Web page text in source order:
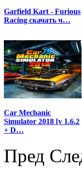
Garfield Kart - Furious
Racing скачать ч…
Car Mechanic
Simulator 2018 [v 1.6.2
+ D…
Пред